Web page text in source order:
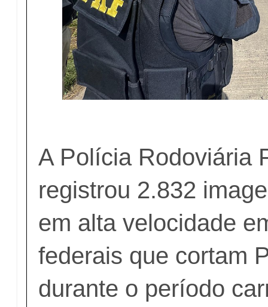
A Polícia Rodoviária
registrou 2.832
em alta velocidade
federais que cortam
durante o período